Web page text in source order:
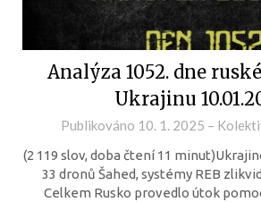
Analýza 1052. dne
Ukrajinu
Publikováno 10. 1. 2025 –
(2 119 slov, doba čtení 11
33 dronů Šahed, systémy REB
Celkem Rusko provedlo útok